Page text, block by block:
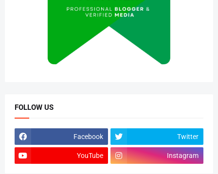
FOLLOW US
Facebook Twitter
YouTube Instagram